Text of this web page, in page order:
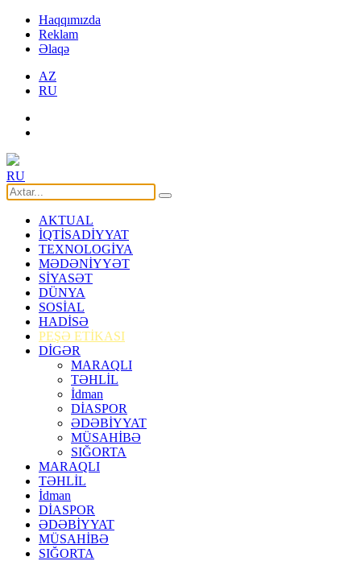
Haqqımızda
Reklam
Əlaqə
AZ
RU
RU
AKTUAL
İQTİSADİYYAT
TEXNOLOGİYA
MƏDƏNİYYƏT
SİYASƏT
DÜNYA
SOSİAL
HADİSƏ
PEŞƏ ETİKASI
DİGƏR
MARAQLI
TƏHLİL
İdman
DİASPOR
ƏDƏBİYYAT
MÜSAHİBƏ
SIĞORTA
MARAQLI
TƏHLİL
İdman
DİASPOR
ƏDƏBİYYAT
MÜSAHİBƏ
SIĞORTA